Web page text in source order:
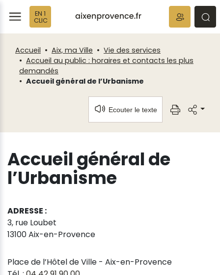
EN 1
CLIC
Accueil Aix, ma Ville
Vie des services
Accueil au public : horaires et contacts les plus
demandés
Accueil général de l’Urbanisme
Ecouter le texte
Accueil général de
l’Urbanisme
ADRESSE :
3, rue Loubet
13100 Aix-en-Provence
Place de l’Hôtel de Ville - Aix-en-Provence
Fenêtre
de
chat
Panneau de gestion des cookies